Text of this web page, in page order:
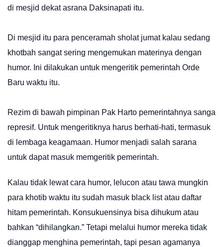
di mesjid dekat asrana Daksinapati itu.
Di mesjid itu para penceramah sholat jumat kalau sedang
khotbah sangat sering mengemukan materinya dengan
humor. Ini dilakukan untuk mengeritik pemerintah Orde
Baru waktu itu.
Rezim di bawah pimpinan Pak Harto pemerintahnya sanga
represif. Untuk mengeritiknya harus berhati-hati, termasuk
di lembaga keagamaan. Humor menjadi salah sarana
untuk dapat masuk memgeritik pemerintah.
Kalau tidak lewat cara humor, lelucon atau tawa mungkin
para khotib waktu itu sudah masuk black list atau daftar
hitam pemerintah. Konsukuensinya bisa dihukum atau
bahkan “dihilangkan.” Tetapi melalui humor mereka tidak
dianggap menghina pemerintah, tapi pesan agamanya